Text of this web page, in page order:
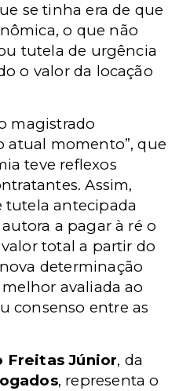
se tinha era de que
o que não
tutela de urgência
o valor da locação
magistrado
atual momento”, que
teve reflexos
Assim,
tutela antecipada
a pagar à ré o
total a partir do
determinação
avaliada ao
consenso entre as
Freitas Júnior, da
, representa o